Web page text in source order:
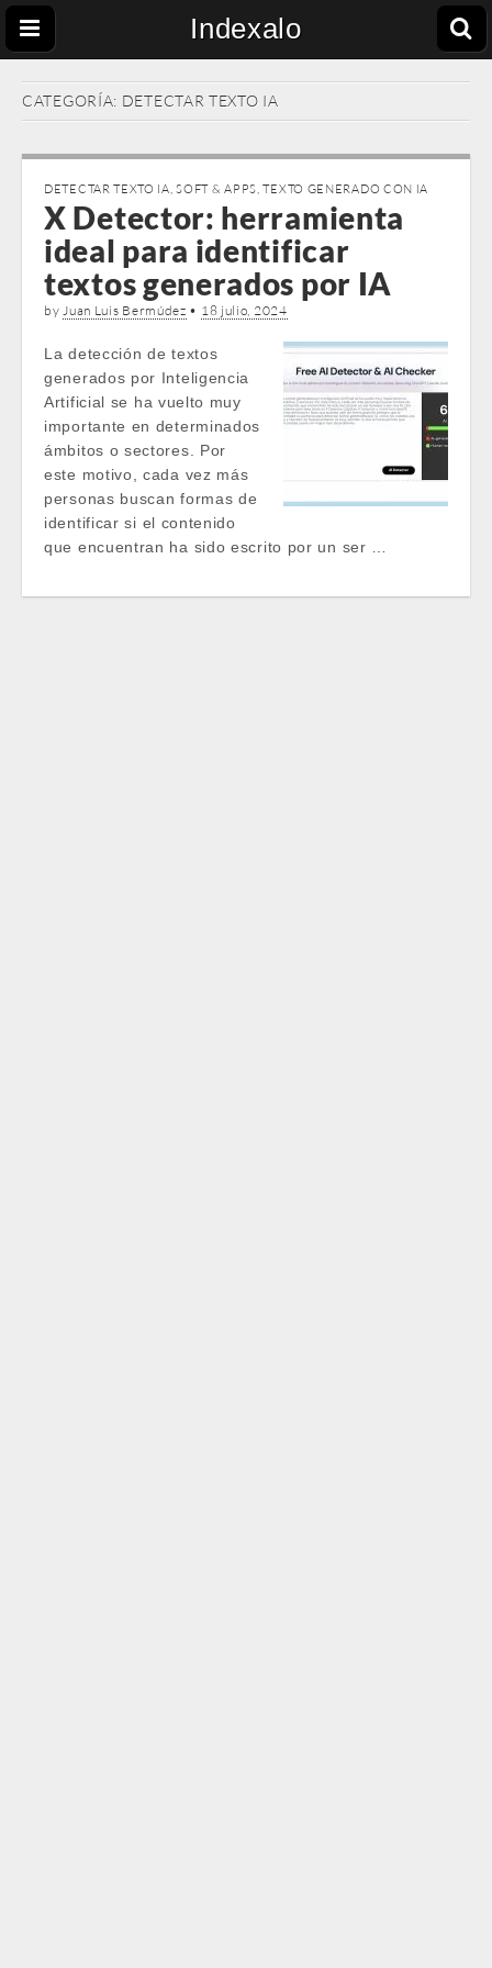
Indexalo
CATEGORÍA: DETECTAR TEXTO IA
DETECTAR TEXTO IA,SOFT & APPS,TEXTO GENERADO CON IA
X Detector: herramienta
ideal para identificar
textos generados por IA
byJuan Luis Bermúdez • 18 julio, 2024
La detección de textos
generados por Inteligencia
Artificial se ha vuelto muy
importante en determinados
ámbitos o sectores. Por
este motivo, cada vez más
personas buscan formas de
identificar si el contenido
que encuentran ha sido escrito por un ser …